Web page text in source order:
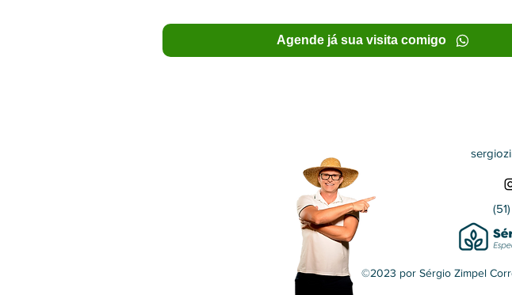
Agende já sua visita comigo
©2023 por Sérgio Zimpel